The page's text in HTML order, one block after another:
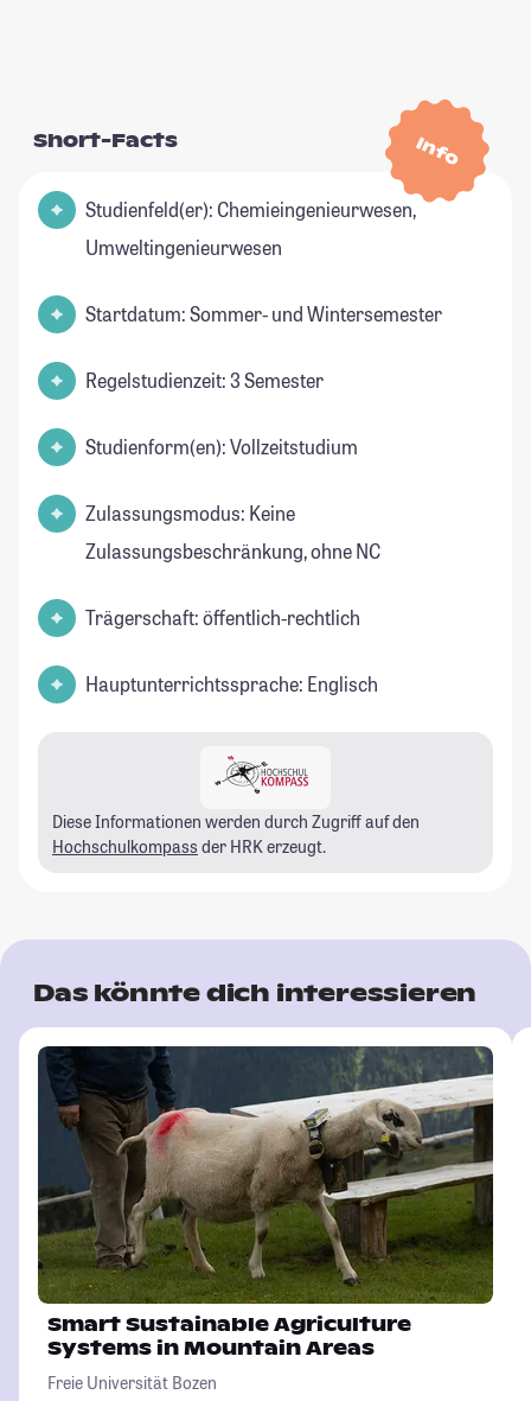
Info
Short-Facts
Studienfeld(er): Chemieingenieurwesen,
Umweltingenieurwesen
Startdatum: Sommer- und Wintersemester
Regelstudienzeit: 3 Semester
Studienform(en): Vollzeitstudium
Zulassungsmodus: Keine
Zulassungsbeschränkung, ohne NC
Trägerschaft: öffentlich-rechtlich
Hauptunterrichtssprache: Englisch
Diese Informationen werden durch Zugriff auf den
Hochschulkompass der HRK erzeugt.
Das könnte dich interessieren
Smart Sustainable Agriculture
Systems in Mountain Areas
Freie Universität Bozen